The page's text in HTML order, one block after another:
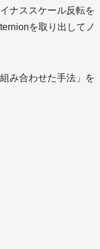
ナススケール反転を
を取り出してノ
み合わせた手法」を